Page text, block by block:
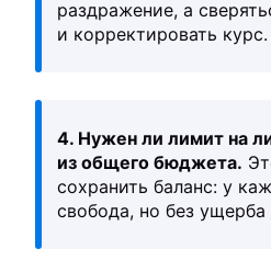
раздражение, а
и корректировать курс.
4. Нужен ли лимит на
из общего бюджета.
сохранить баланс: у
свобода, но без